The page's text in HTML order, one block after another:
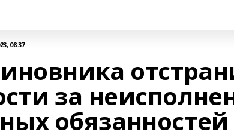
08:37
за
обязанностей